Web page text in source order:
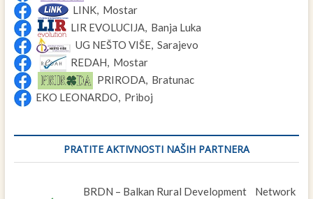
LINK, Mostar
LIR EVOLUCIJA, Banja Luka
UG NEŠTO VIŠE, Sarajevo
REDAH, Mostar
PRIRODA, Bratunac
EKO LEONARDO, Priboj
PRATITE AKTIVNOSTI NAŠIH PARTNERA
BRDN – Balkan Rural Development Network